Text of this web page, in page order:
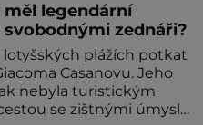
měl legendární
zednáři?
lotyšských plážích potkat
Casanovu. Jeho
nebyla turistickým
se zištnými úmysly.